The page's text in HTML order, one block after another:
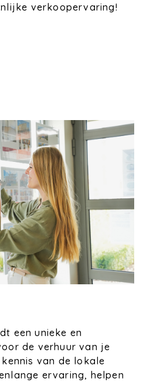
verkoopervaring!
een unieke en
de verhuur van je
van de lokale
ervaring, helpen